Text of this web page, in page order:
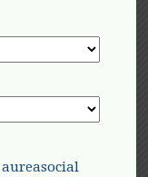
aureasocial